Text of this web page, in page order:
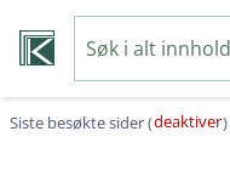
Siste besøkte sider (deaktiver)